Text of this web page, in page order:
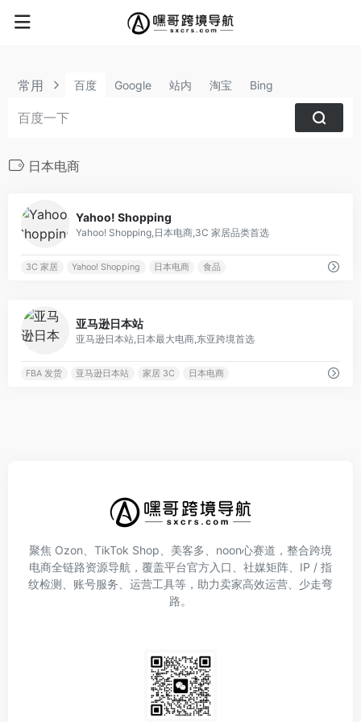
常用 百度 Google 站内 淘宝 Bing
日本电商
Yahoo! Shopping
Yahoo! Shopping,日本电商,3C 家居品类首选
3C 家居 Yahoo! Shopping 日本电商 食品
亚马逊日本站
亚马逊日本站,日本最大电商,东亚跨境首选
FBA 发货 亚马逊日本站 家居 3C 日本电商
聚焦 Ozon、TikTok Shop、美客多、noon心赛道，整合跨境
电商全链路资源导航，覆盖平台官方入口、社媒矩阵、IP / 指
纹检测、账号服务、运营工具等，助力卖家高效运营、少走弯
路。